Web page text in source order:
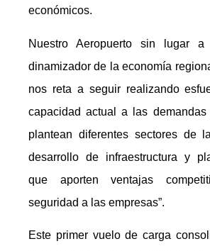
económicos.
Nuestro Aeropuerto sin lugar
dinamizador de la economía
nos reta a seguir realizando
capacidad actual a las
plantean diferentes sectores de
desarrollo de infraestructura y
que aporten ventajas
seguridad a las empresas”.
Este primer vuelo de carga